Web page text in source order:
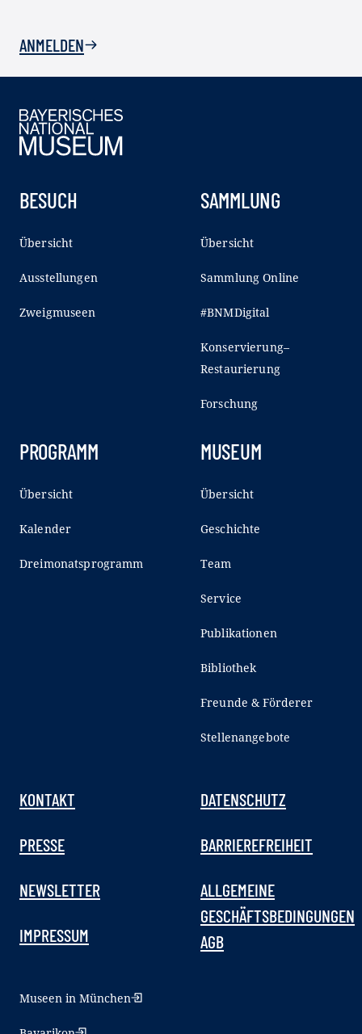
ANMELDEN
BESUCH
Übersicht
Ausstellungen
Zweigmuseen
SAMMLUNG
Übersicht
Sammlung Online
#BNMDigital
Konservierung–
Restaurierung
Forschung
PROGRAMM
Übersicht
Kalender
Dreimonatsprogramm
MUSEUM
Übersicht
Geschichte
Team
Service
Publikationen
Bibliothek
Freunde & Förderer
Stellenangebote
KONTAKT
PRESSE
NEWSLETTER
IMPRESSUM
DATENSCHUTZ
BARRIEREFREIHEIT
ALLGEMEINE
GESCHÄFTSBEDINGUNGEN
AGB
Museen in München